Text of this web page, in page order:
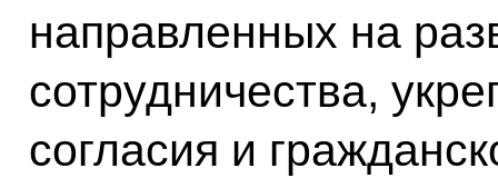
направленных на
сотрудничества,
согласия и